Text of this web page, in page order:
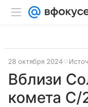
28 октября 2024
Вблизи
комета C/